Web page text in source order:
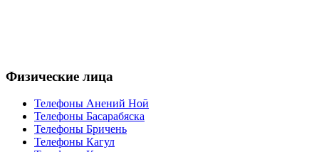
Физические лица
Телефоны Анений Ноӣ
Телефоны Басарабяска
Телефоны Бричень
Телефоны Кагул